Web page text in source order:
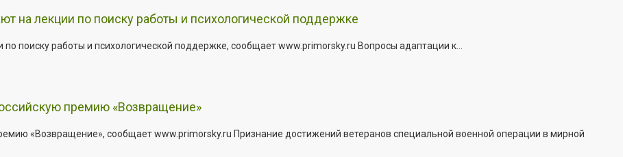
на лекции по поиску работы и психологической поддержке
поиску работы и психологической поддержке, сообщает www.primorsky.ru Вопросы адаптации к...
премию «Возвращение»
«Возвращение», сообщает www.primorsky.ru Признание достижений ветеранов специальной военной операции в мирной